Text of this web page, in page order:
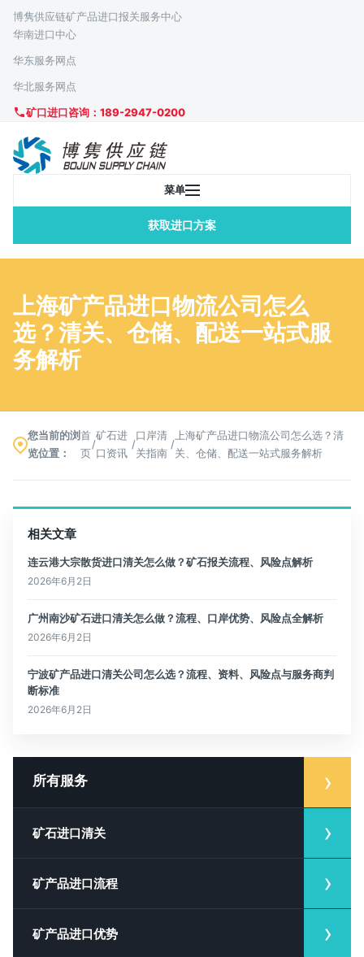
博隽供应链矿产品进口报关服务中心
华南进口中心
华东服务网点
华北服务网点
矿口进口咨询：189-2947-0200
获取进口方案
菜单
上海矿产品进口物流公司怎么
选？清关、仓储、配送一站式服
务解析
您当前的浏
览位置：
首
页
/
矿石进
口资讯
/
口岸清
关指南
/
上海矿产品进口物流公司怎么选？清
关、仓储、配送一站式服务解析
相关文章
连云港大宗散货进口清关怎么做？矿石报关流程、风险点解析
2026年6月2日
广州南沙矿石进口清关怎么做？流程、口岸优势、风险点全解析
2026年6月2日
宁波矿产品进口清关公司怎么选？流程、资料、风险点与服务商判
断标准
2026年6月2日
所有服务
矿石进口清关
矿产品进口流程
矿产品进口优势